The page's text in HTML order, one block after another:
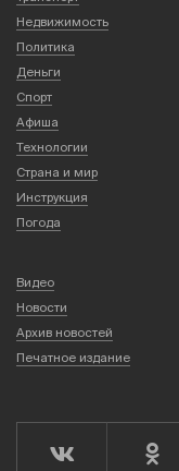
Недвижимость
Политика
Деньги
Спорт
Афиша
Технологии
Страна и мир
Инструкция
Погода
Видео
Новости
Архив новостей
Печатное издание